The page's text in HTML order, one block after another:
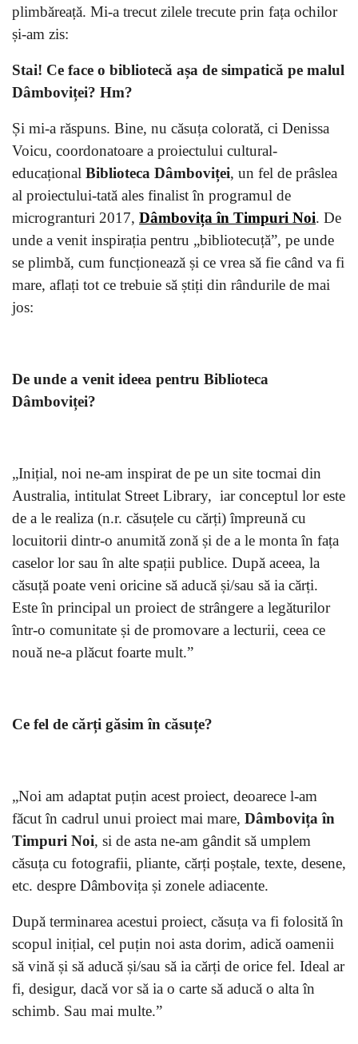
plimbăreață. Mi-a trecut zilele trecute prin fața ochilor
și-am zis:
Stai! Ce face o bibliotecă așa de simpatică pe malul
Dâmboviței? Hm?
Și mi-a răspuns. Bine, nu căsuța colorată, ci Denissa
Voicu, coordonatoare a proiectului cultural-
educațional Biblioteca Dâmboviței, un fel de prâslea
al proiectului-tată ales finalist în programul de
microgranturi 2017, Dâmbovița în Timpuri Noi. De
unde a venit inspirația pentru „bibliotecuță”, pe unde
se plimbă, cum funcționează și ce vrea să fie când va fi
mare, aflați tot ce trebuie să știți din rândurile de mai
jos:
De unde a venit ideea pentru Biblioteca
Dâmboviței?
„Inițial, noi ne-am inspirat de pe un site tocmai din
Australia, intitulat Street Library, iar conceptul lor este
de a le realiza (n.r. căsuțele cu cărți) împreună cu
locuitorii dintr-o anumită zonă și de a le monta în fața
caselor lor sau în alte spații publice. După aceea, la
căsuță poate veni oricine să aducă și/sau să ia cărți.
Este în principal un proiect de strângere a legăturilor
într-o comunitate și de promovare a lecturii, ceea ce
nouă ne-a plăcut foarte mult.”
Ce fel de cărți găsim în căsuțe?
„Noi am adaptat puțin acest proiect, deoarece l-am
făcut în cadrul unui proiect mai mare, Dâmbovița în
Timpuri Noi, si de asta ne-am gândit să umplem
căsuța cu fotografii, pliante, cărți poștale, texte, desene,
etc. despre Dâmbovița și zonele adiacente.
După terminarea acestui proiect, căsuța va fi folosită în
scopul inițial, cel puțin noi asta dorim, adică oamenii
să vină și să aducă și/sau să ia cărți de orice fel. Ideal ar
fi, desigur, dacă vor să ia o carte să aducă o alta în
schimb. Sau mai multe.”